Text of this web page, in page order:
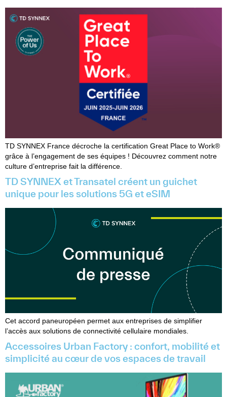
TD SYNNEX France décroche la certification Great Place to Work®
grâce à l’engagement de ses équipes ! Découvrez comment notre
culture d’entreprise fait la différence.
TD SYNNEX et Transatel créent un guichet
unique pour les solutions 5G et eSIM
Cet accord paneuropéen permet aux entreprises de simplifier
l’accès aux solutions de connectivité cellulaire mondiales.
Accessoires Urban Factory : confort, mobilité et
simplicité au cœur de vos espaces de travail